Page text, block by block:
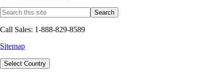
Call Sales: 1-888-829-8589
Sitemap
Select Country